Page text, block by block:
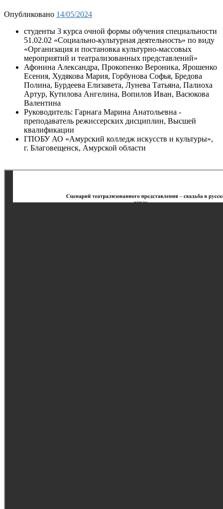
Опубликовано 14/05/2024
студенты 3 курса очной формы обучения специальности
51.02.02 «Социально-культурная деятельность» по виду
«Организация и постановка культурно-массовых
мероприятий и театрализованных представлений»
Афонина Александра, Прокопенко Вероника, Ярошенко
Есения, Худякова Мария, Горбунова Софья, Бредова
Полина, Бурдеева Елизавета, Лунева Татьяна, Палиоха
Артур, Кутилова Ангелина, Вопилов Иван, Васюкова
Валентина
Руководитель: Гарнага Марина Анатольевна -
преподаватель режиссерских дисциплин, Высшей
квалификации
ГПОБУ АО «Амурский колледж искусств и культуры»,
г. Благовещенск, Амурской области